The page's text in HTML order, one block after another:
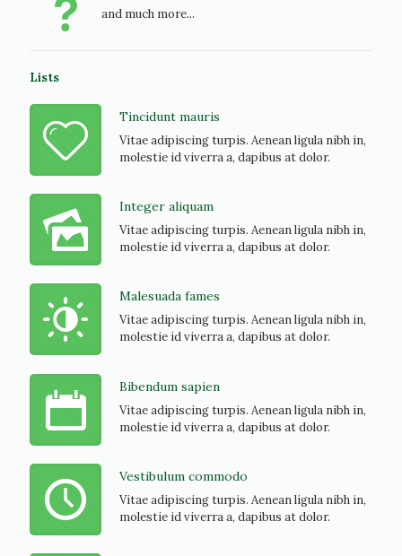
and much more...
Lists
Tincidunt mauris
Vitae adipiscing turpis. Aenean ligula nibh in,
molestie id viverra a, dapibus at dolor.
Integer aliquam
Vitae adipiscing turpis. Aenean ligula nibh in,
molestie id viverra a, dapibus at dolor.
Malesuada fames
Vitae adipiscing turpis. Aenean ligula nibh in,
molestie id viverra a, dapibus at dolor.
Bibendum sapien
Vitae adipiscing turpis. Aenean ligula nibh in,
molestie id viverra a, dapibus at dolor.
Vestibulum commodo
Vitae adipiscing turpis. Aenean ligula nibh in,
molestie id viverra a, dapibus at dolor.